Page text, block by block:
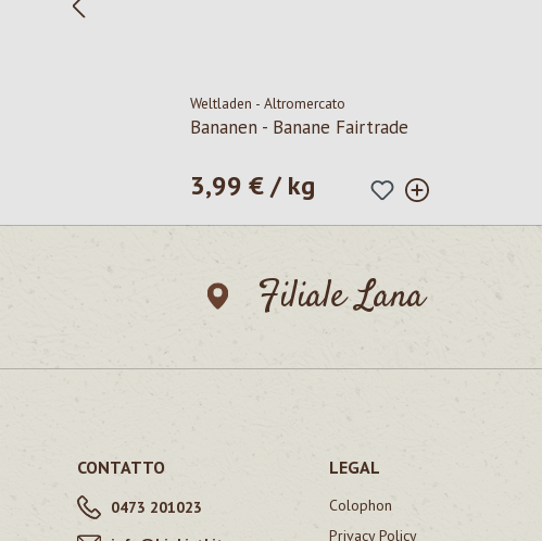
Weltladen - Altromercato
Bananen - Banane Fairtrade
Prezzo normale:
3,99 € / kg
Filiale Lana
CONTATTO
0473 201023
LEGAL
Colophon
Privacy Policy